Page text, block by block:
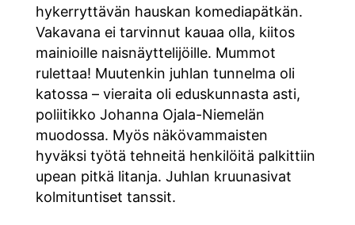
hykerryttävän hauskan komediapätkän.
Vakavana ei tarvinnut kauaa olla, kiitos
mainioille naisnäyttelijöille. Mummot
rulettaa! Muutenkin juhlan tunnelma oli
katossa – vieraita oli eduskunnasta asti,
poliitikko Johanna Ojala-Niemelän
muodossa. Myös näkövammaisten
hyväksi työtä tehneitä henkilöitä palkittiin
upean pitkä litanja. Juhlan kruunasivat
kolmituntiset tanssit.